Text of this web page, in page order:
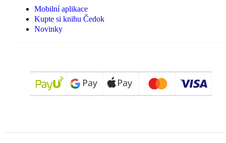
Mobilní aplikace
Kupte si knihu Čedok
Novinky